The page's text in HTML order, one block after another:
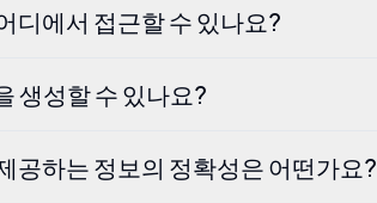
디에서 접근할 수 있나요?
생성할 수 있나요?
공하는 정보의 정확성은 어떤가요?